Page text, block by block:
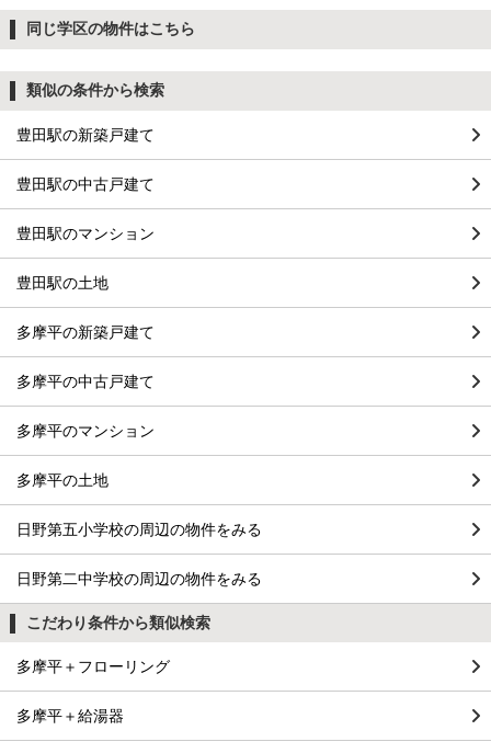
同じ学区の物件はこちら
類似の条件から検索
豊田駅の新築戸建て
豊田駅の中古戸建て
豊田駅のマンション
豊田駅の土地
多摩平の新築戸建て
多摩平の中古戸建て
多摩平のマンション
多摩平の土地
日野第五小学校の周辺の物件をみる
日野第二中学校の周辺の物件をみる
こだわり条件から類似検索
多摩平＋フローリング
多摩平＋給湯器